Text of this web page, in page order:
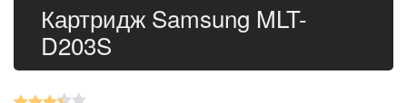
Картридж Samsung MLT-
D203S